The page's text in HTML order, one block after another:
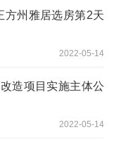
方州雅居选房第2天
2022-05-14
造项目实施主体公
2022-05-14